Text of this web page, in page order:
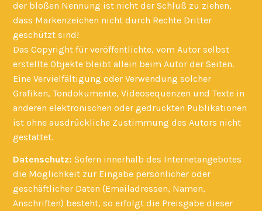
der bloßen Nennung ist nicht der Schluß zu ziehen,
dass Markenzeichen nicht durch Rechte Dritter
geschützt sind!
Das Copyright für veröffentlichte, vom Autor selbst
erstellte Objekte bleibt allein beim Autor der Seiten.
Eine Vervielfältigung oder Verwendung solcher
Grafiken, Tondokumente, Videosequenzen und Texte in
anderen elektronischen oder gedruckten Publikationen
ist ohne ausdrückliche Zustimmung des Autors nicht
gestattet.
Datenschutz:Sofern innerhalb des Internetangebotes
die Möglichkeit zur Eingabe persönlicher oder
geschäftlicher Daten (Emailadressen, Namen,
Anschriften) besteht, so erfolgt die Preisgabe dieser